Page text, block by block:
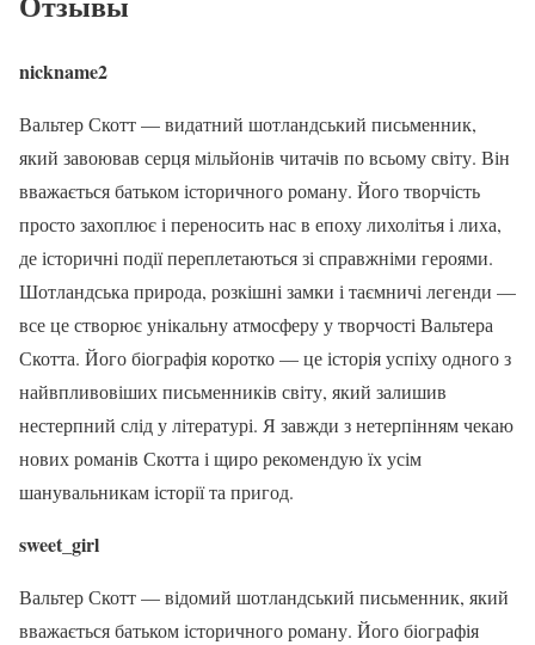
nickname2
Вальтер Скотт — видатний шотландський письменник,
який завоював серця мільйонів читачів по всьому світу. Він
вважається батьком історичного роману. Його творчість
просто захоплює і переносить нас в епоху лихолітья і лиха,
де історичні події переплетаються зі справжніми героями.
Шотландська природа, розкішні замки і таємничі легенди —
все це створює унікальну атмосферу у творчості Вальтера
Скотта. Його біографія коротко — це історія успіху одного з
найвпливовіших письменників світу, який залишив
нестерпний слід у літературі. Я завжди з нетерпінням чекаю
нових романів Скотта і щиро рекомендую їх усім
шанувальникам історії та пригод.
sweet_girl
Вальтер Скотт — відомий шотландський письменник, який
вважається батьком історичного роману. Його біографія